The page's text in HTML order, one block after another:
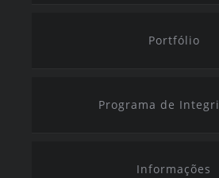
Portfólio
Programa de
Informações